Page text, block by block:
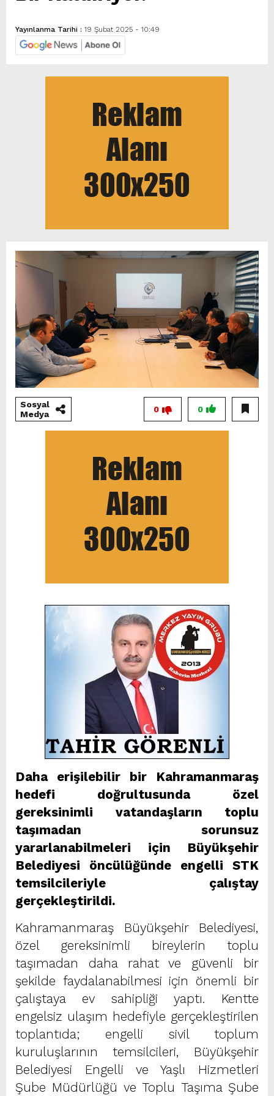
Yayınlanma Tarihi : 19 Şubat 2025 - 10:49
Sosyal
Medya
0
0
Daha erişilebilir bir Kahramanmaraş
hedefi doğrultusunda özel
gereksinimli vatandaşların toplu
taşımadan sorunsuz
yararlanabilmeleri için Büyükşehir
Belediyesi öncülüğünde engelli STK
temsilcileriyle çalıştay
gerçekleştirildi.
Kahramanmaraş Büyükşehir Belediyesi,
özel gereksinimli bireylerin toplu
taşımadan daha rahat ve güvenli bir
şekilde faydalanabilmesi için önemli bir
çalıştaya ev sahipliği yaptı. Kentte
engelsiz ulaşım hedefiyle gerçekleştirilen
toplantıda; engelli sivil toplum
kuruluşlarının temsilcileri, Büyükşehir
Belediyesi Engelli ve Yaşlı Hizmetleri
Şube Müdürlüğü ve Toplu Taşıma Şube